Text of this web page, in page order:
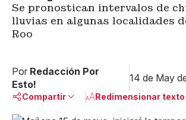
Se pronostican intervalos de
lluvias en algunas localidades
Roo
Por Redacción Por
Esto!
14 de May
Compartir Redimensionar texto